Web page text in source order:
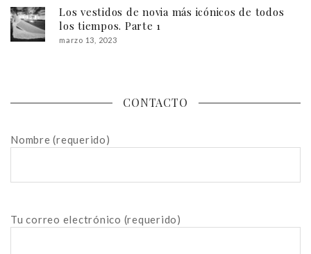
Los vestidos de novia más icónicos de todos
los tiempos. Parte 1
marzo 13, 2023
CONTACTO
Nombre (requerido)
Tu correo electrónico (requerido)